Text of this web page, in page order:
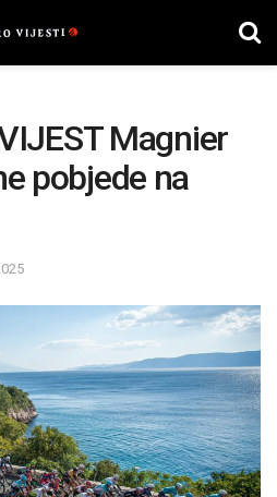
Magnier
pobjede na